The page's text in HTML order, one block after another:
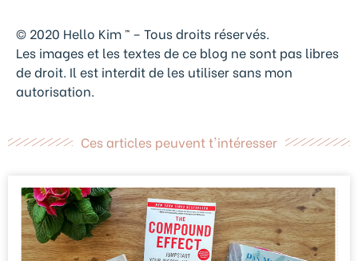
© 2020 Hello Kim ™ – Tous droits réservés.
Les images et les textes de ce blog ne sont pas libres
de droit. Il est interdit de les utiliser sans mon
autorisation.
Ces articles peuvent t'intéresser